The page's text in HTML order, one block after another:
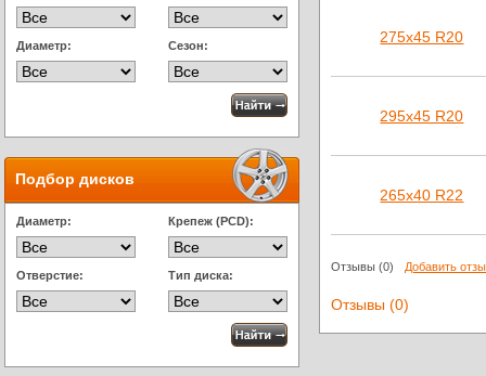
Диаметр: Сезон:
Подбор дисков
Диаметр: Крепеж (PCD):
Отверстие: Тип диска:
275х45 R20
295х45 R20
265х40 R22
Отзывы (0) Добавить
Отзывы (0)